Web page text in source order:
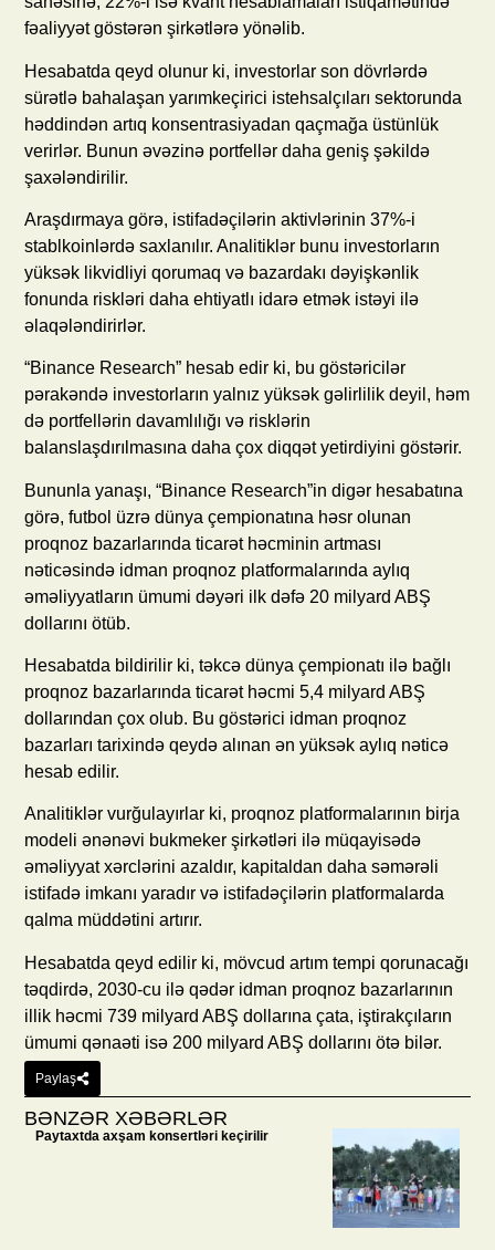
fəaliyyət göstərən şirkətlərə yönəlib.
Hesabatda qeyd olunur ki, investorlar son dövrlərdə
sürətlə bahalaşan yarımkeçirici istehsalçıları sektorunda
həddindən artıq konsentrasiyadan qaçmağa üstünlük
verirlər. Bunun əvəzinə portfellər daha geniş şəkildə
şaxələndirilir.
Araşdırmaya görə, istifadəçilərin aktivlərinin 37%-i
stablkoinlərdə saxlanılır. Analitiklər bunu investorların
yüksək likvidliyi qorumaq və bazardakı dəyişkənlik
fonunda riskləri daha ehtiyatlı idarə etmək istəyi ilə
əlaqələndirirlər.
“Binance Research” hesab edir ki, bu göstəricilər
pərakəndə investorların yalnız yüksək gəlirlilik deyil, həm
də portfellərin davamlılığı və risklərin
balanslaşdırılmasına daha çox diqqət yetirdiyini göstərir.
Bununla yanaşı, “Binance Research”in digər hesabatına
görə, futbol üzrə dünya çempionatına həsr olunan
proqnoz bazarlarında ticarət həcminin artması
nəticəsində idman proqnoz platformalarında aylıq
əməliyyatların ümumi dəyəri ilk dəfə 20 milyard ABŞ
dollarını ötüb.
Hesabatda bildirilir ki, təkcə dünya çempionatı ilə bağlı
proqnoz bazarlarında ticarət həcmi 5,4 milyard ABŞ
dollarından çox olub. Bu göstərici idman proqnoz
bazarları tarixində qeydə alınan ən yüksək aylıq nəticə
hesab edilir.
Analitiklər vurğulayırlar ki, proqnoz platformalarının birja
modeli ənənəvi bukmeker şirkətləri ilə müqayisədə
əməliyyat xərclərini azaldır, kapitaldan daha səmərəli
istifadə imkanı yaradır və istifadəçilərin platformalarda
qalma müddətini artırır.
Hesabatda qeyd edilir ki, mövcud artım tempi qorunacağı
təqdirdə, 2030-cu ilə qədər idman proqnoz bazarlarının
illik həcmi 739 milyard ABŞ dollarına çata, iştirakçıların
ümumi qənaəti isə 200 milyard ABŞ dollarını ötə bilər.
Paylaş
BƏNZƏR XƏBƏRLƏR
Paytaxtda axşam konsertləri keçirilir